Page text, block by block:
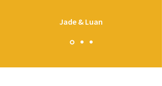
Jade & Luan